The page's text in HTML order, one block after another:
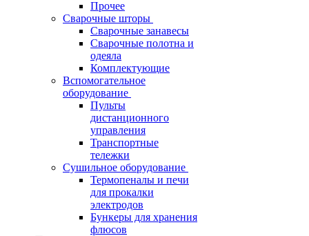
Прочее
Сварочные шторы
Сварочные занавесы
Сварочные полотна и
одеяла
Комплектующие
Вспомогательное
оборудование
Пульты
дистанционного
управления
Транспортные
тележки
Сушильное оборудование
Термопеналы и печи
для прокалки
электродов
Бункеры для хранения
флюсов